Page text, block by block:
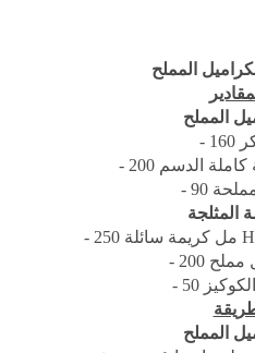
المملح
مملحة